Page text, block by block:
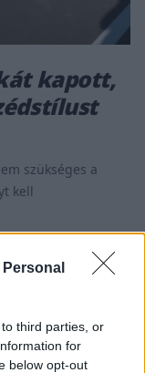
third parties, or
for
below opt-out
kapott,
szükséges a
kell